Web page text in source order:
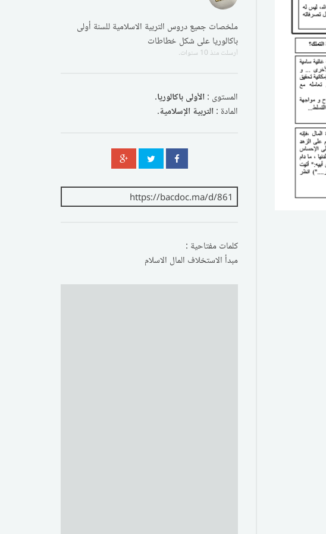
ملخصات جميع دروس التربية الاسلامية للسنة أولى
باكالوريا على شكل خطاطات
أرسلت منذ 10 سنوات .
المستوى : الأولى باكالوريا.
المادة : التربية الإسلامية.
كلمات مفتاحية :
مبدأ الاستخلاف المال الاسلام